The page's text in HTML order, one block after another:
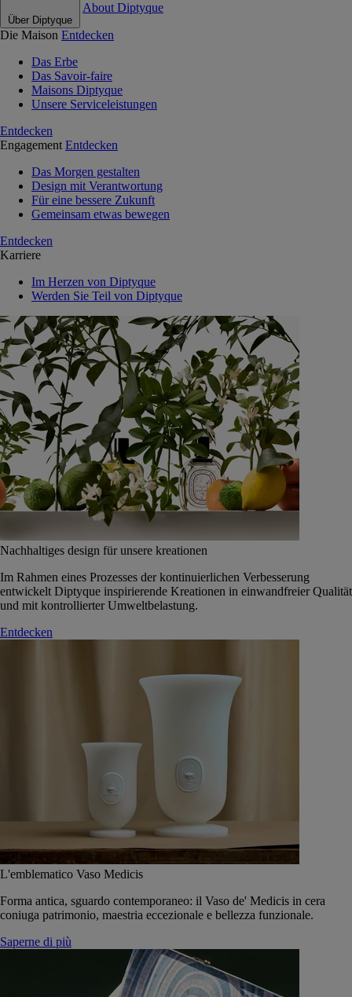
Über Diptyque
About Diptyque
Die Maison Entdecken
Das Erbe
Das Savoir-faire
Maisons Diptyque
Unsere Serviceleistungen
Entdecken
Engagement Entdecken
Das Morgen gestalten
Design mit Verantwortung
Für eine bessere Zukunft
Gemeinsam etwas bewegen
Entdecken
Karriere
Im Herzen von Diptyque
Werden Sie Teil von Diptyque
Nachhaltiges design für unsere kreationen
Im Rahmen eines Prozesses der kontinuierlichen Verbesserung
entwickelt Diptyque inspirierende Kreationen in einwandfreier Qualität
und mit kontrollierter Umweltbelastung.
Entdecken
L'emblematico Vaso Medicis
Forma antica, sguardo contemporaneo: il Vaso de' Medicis in cera
coniuga patrimonio, maestria eccezionale e bellezza funzionale.
Saperne di più